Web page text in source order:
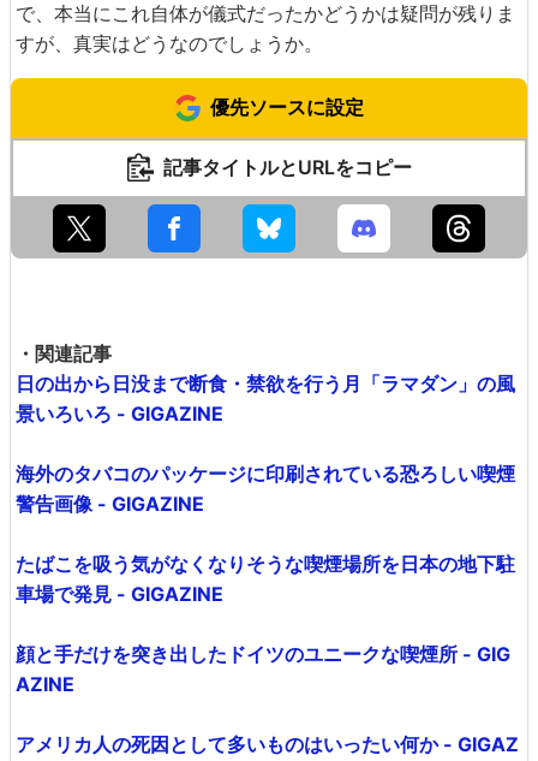
で、本当にこれ自体が儀式だったかどうかは疑問が残りま
すが、真実はどうなのでしょうか。
優先ソースに設定
記事タイトルとURLをコピー
・関連記事
日の出から日没まで断食・禁欲を行う月「ラマダン」の風
景いろいろ - GIGAZINE
海外のタバコのパッケージに印刷されている恐ろしい喫煙
警告画像 - GIGAZINE
たばこを吸う気がなくなりそうな喫煙場所を日本の地下駐
車場で発見 - GIGAZINE
顔と手だけを突き出したドイツのユニークな喫煙所 - GIG
AZINE
アメリカ人の死因として多いものはいったい何か - GIGAZ